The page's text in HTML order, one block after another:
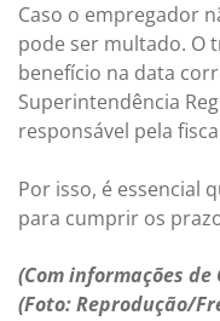
Caso o empregador
pode ser multado. O
benefício na data
Superintendência
responsável pela
Por isso, é essencial
para cumprir os
(Com informações de
(Foto: Reprodução/